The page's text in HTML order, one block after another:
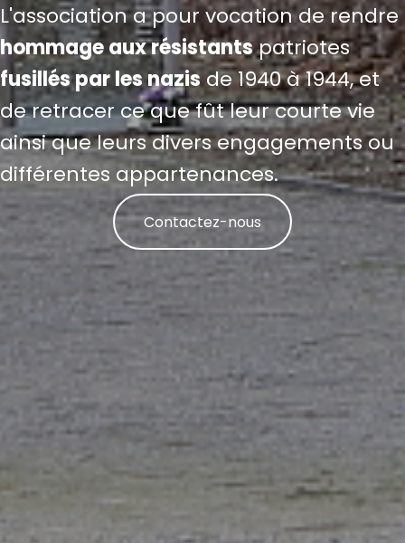
L'association a pour vocation de rendre
hommage aux résistantspatriotes
fusillés par les nazisde 1940 à 1944, et
de retracer ce que fût leur courte vie
ainsi que leurs divers engagements ou
différentes appartenances.
Contactez-nous